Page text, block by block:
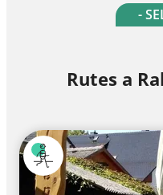
-
Rutes a